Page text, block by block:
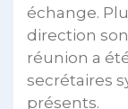
échange.
direction
réunion a
secrétaires
présents.